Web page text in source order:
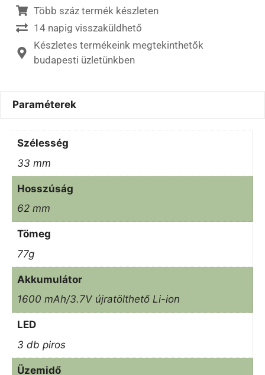
Több száz termék készleten
14 napig visszaküldhető
Készletes termékeink megtekinthetők
budapesti üzletünkben
Paraméterek
Szélesség
33 mm
Hosszúság
62 mm
Tömeg
77g
Akkumulátor
1600 mAh/3.7V újratölthető Li-ion
LED
3 db piros
Üzemidő